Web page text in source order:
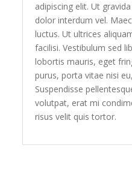
adipiscing elit. Ut
dolor interdum vel.
luctus. Ut ultrices
facilisi. Vestibulum sed
lobortis mauris, eget
purus, porta vitae nisi
Suspendisse
volutpat, erat mi
risus velit quis tortor.